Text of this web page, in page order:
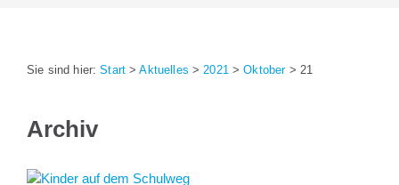
Sie sind hier:Start >Aktuelles >2021>Oktober> 21
Archiv